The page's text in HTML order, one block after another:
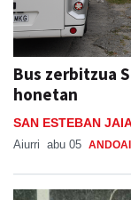
Bus zerbitzua
honetan
SAN ESTEBAN
Aiurri abu 05